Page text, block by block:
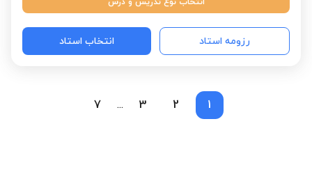
رزومه استاد انتخاب استاد
1
2
3
...
7